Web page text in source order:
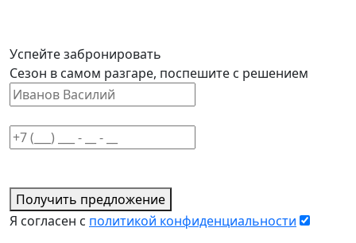
Успейте забронировать
Сезон в самом разгаре, поспешите с решением
Получить предложение
Я согласен с политикой конфиденциальности